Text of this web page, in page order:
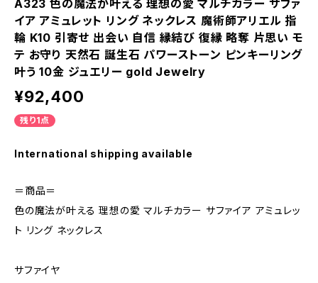
A323 色の魔法が叶える 理想の愛 マルチカラー サファ
イア アミュレット リング ネックレス 魔術師アリエル 指
輪 K10 引寄せ 出会い 自信 縁結び 復縁 略奪 片思い モ
テ お守り 天然石 誕生石 パワーストーン ピンキーリング
叶う 10金 ジュエリー gold Jewelry
¥92,400
残り1点
International shipping available
＝商品＝
色の魔法が叶える 理想の愛 マルチカラー サファイア アミュレッ
ト リング ネックレス
サファイヤ